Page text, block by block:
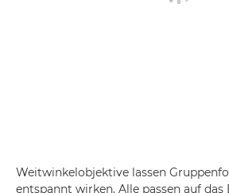
Weitwinkelobjektive lassen
entspannt wirken. Alle passen auf das